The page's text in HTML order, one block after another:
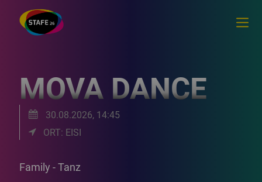
MOVA DANCE
30.08.2026, 14:45
ORT: EISI
Family - Tanz